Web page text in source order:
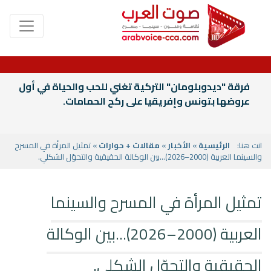
فرقة "ديدوبلومان" التركية تغني للحب والحياة في أول
عروضها بتونس وإفريقيا على ركح الحمامات.
انت هنا: الرئيسية» الأخبار» مقالات + حوارات» تمثيل المرأة في المسرح
والسينما العربية (2000–2026)...بين الوكالة الحقيقية والتحوّل الشكلي.
تمثيل المرأة في المسرح والسينما
العربية (2000–2026)...بين الوكالة